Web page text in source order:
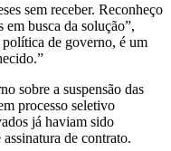
sem receber. Reconheço
em busca da solução”,
política de governo, é um
sobre a suspensão das
processo seletivo
já haviam sido
de contrato.